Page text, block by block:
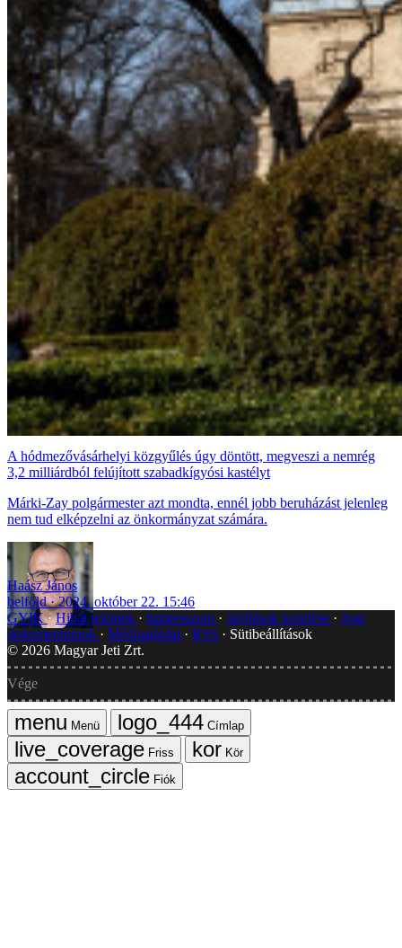
A hódmezővásárhelyi közgyűlés úgy döntött, megveszi a nemrég
3,2 milliárdból felújított szabadkígyósi kastélyt
Márki-Zay polgármester azt mondta, ennél jobb beruházást jelenleg
nem tud elképzelni az önkormányzat számára.
Haász János
belföld
2024. október 22. 15:46
GYIK Hibát jelentek Impresszum Javítások kezelése
Jogi
dokumentumok
Médiaajánlat RSS
Sütibeállítások
© 2026 Magyar Jeti Zrt.
Vége
Menü
Címlap
Friss
Kör
Fiók